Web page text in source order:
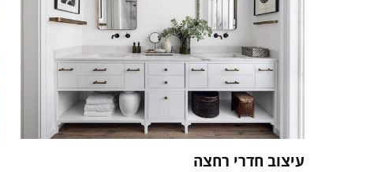
עיצוב חדרי רחצה